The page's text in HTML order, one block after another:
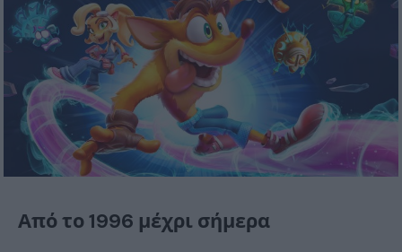
Από το 1996 μέχρι σήμερα